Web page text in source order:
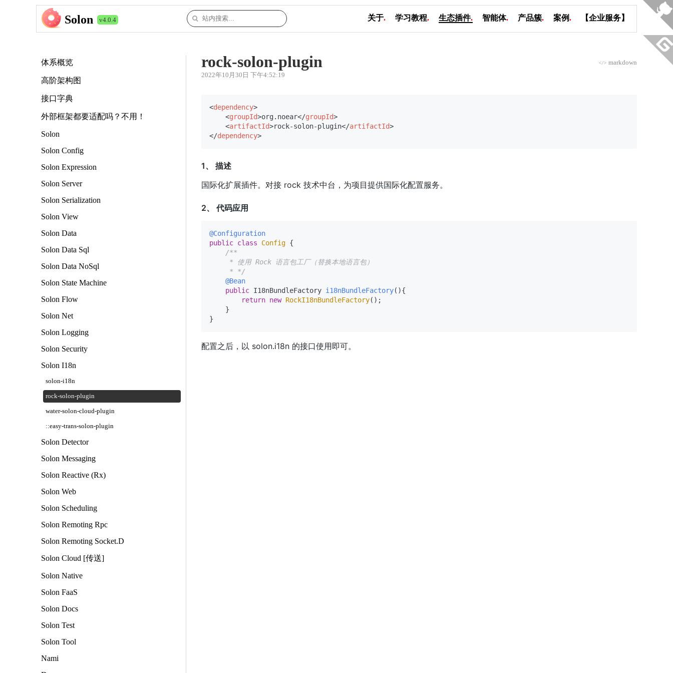
Solon v4.0.4 关于. 学习教程. 生态插件. 智能体. 产品簇. 案例. 【企业服务】
体系概览
高阶架构图
接口字典
外部框架都要适配吗？不用！
Solon
Solon Config
Solon Expression
Solon Server
Solon Serialization
Solon View
Solon Data
Solon Data Sql
Solon Data NoSql
Solon State Machine
Solon Flow
Solon Net
Solon Logging
Solon Security
Solon I18n
solon-i18n
rock-solon-plugin
water-solon-cloud-plugin
::easy-trans-solon-plugin
Solon Detector
Solon Messaging
Solon Reactive (Rx)
Solon Web
Solon Scheduling
Solon Remoting Rpc
Solon Remoting Socket.D
Solon Cloud [传送]
Solon Native
Solon FaaS
Solon Docs
Solon Test
Solon Tool
Nami
rock-solon-plugin </> markdown
2022年10月30日 下午4:52:19
<dependency>
<groupId>org.noear</groupId>
<artifactId>rock-solon-plugin</artifactId>
</dependency>
1、 描述
国际化扩展插件。对接 rock 技术中台，为项目提供国际化配置服务。
2、 代码应用
@Configuration
public class Config {
/**
     * 使用 Rock 语言包工厂（替换本地语言包）
     * */
@Bean
public I18nBundleFactory i18nBundleFactory(){
return new RockI18nBundleFactory();
    }
配置之后，以 solon.i18n 的接口使用即可。